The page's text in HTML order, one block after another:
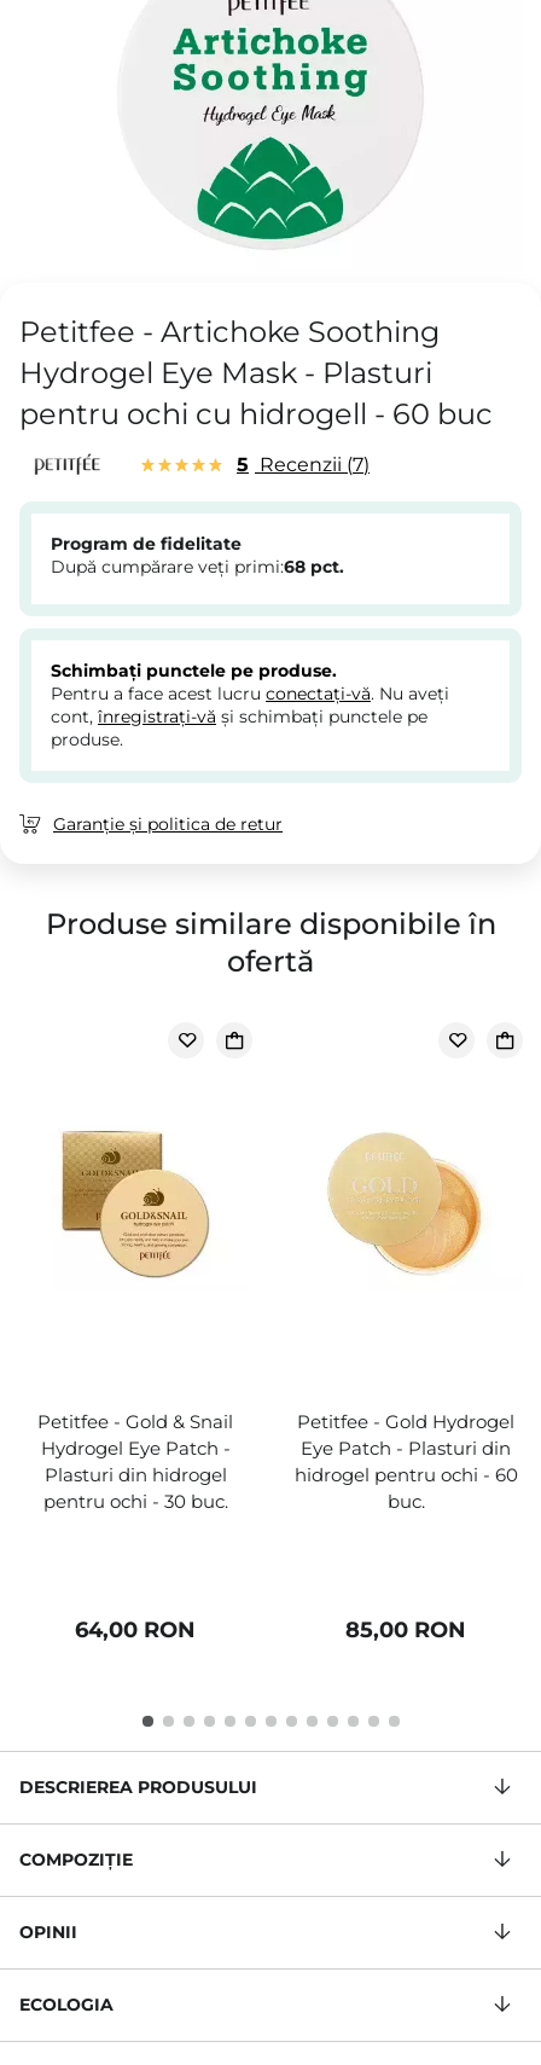
Petitfee - Artichoke Soothing
Hydrogel Eye Mask - Plasturi
pentru ochi cu hidrogell - 60 buc
5 Recenzii 7
Program de fidelitate
După cumpărare veți primi:68 pct.
Schimbați punctele pe produse.
Pentru a face acest lucru conectați-vă. Nu aveți
cont, înregistrați-vă și schimbați punctele pe
produse.
Garanție și politica de retur
Produse similare disponibile în
ofertă
Petitfee - Gold & Snail
Hydrogel Eye Patch -
Plasturi din hidrogel
pentru ochi - 30 buc.
64,00 RON
Petitfee - Gold Hydrogel
Eye Patch - Plasturi din
hidrogel pentru ochi - 60
buc.
85,00 RON
DESCRIEREA PRODUSULUI
COMPOZIŢIE
OPINII
ECOLOGIA